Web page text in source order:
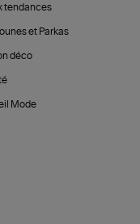
tendances
et Parkas
déco
Mode